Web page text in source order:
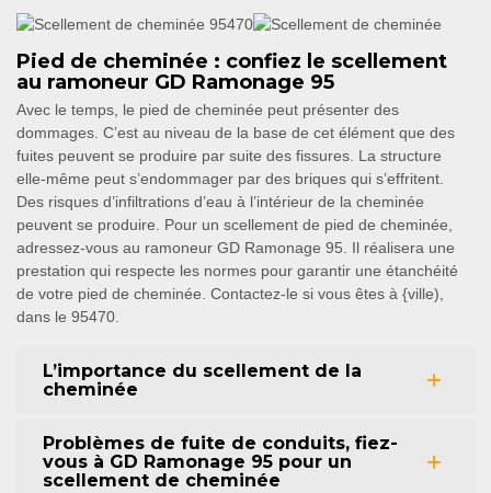
Pied de cheminée : confiez le scellement
au ramoneur GD Ramonage 95
Avec le temps, le pied de cheminée peut présenter des
dommages. C’est au niveau de la base de cet élément que des
fuites peuvent se produire par suite des fissures. La structure
elle-même peut s’endommager par des briques qui s’effritent.
Des risques d’infiltrations d’eau à l’intérieur de la cheminée
peuvent se produire. Pour un scellement de pied de cheminée,
adressez-vous au ramoneur GD Ramonage 95. Il réalisera une
prestation qui respecte les normes pour garantir une étanchéité
de votre pied de cheminée. Contactez-le si vous êtes à {ville),
dans le 95470.
L’importance du scellement de la
cheminée
Problèmes de fuite de conduits, fiez-
vous à GD Ramonage 95 pour un
scellement de cheminée